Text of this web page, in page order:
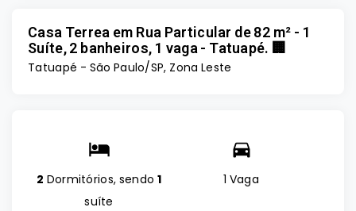
Casa Terrea em Rua Particular de 82 m² - 1
Suíte, 2 banheiros, 1 vaga - Tatuapé. 🏢
Tatuapé - São Paulo/SP, Zona Leste
2 Dormitórios, sendo 1
suíte
1 Vaga